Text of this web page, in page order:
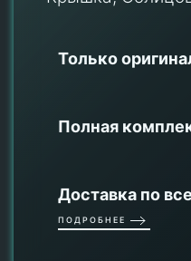
Только
Полная
Доставка по
ПОДРОБНЕЕ